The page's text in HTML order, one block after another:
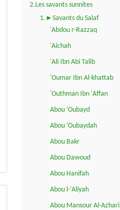
2.Les savants sunnites
1.►Savants du Salaf
'Abdou r-Razzaq
'Aichah
'Ali Ibn Abi Talib
'Oumar Ibn Al-khattab
'Outhman Ibn 'Affan
Abou 'Oubayd
Abou 'Oubaydah
Abou Bakr
Abou Dawoud
Abou Hanifah
Abou l-'Aliyah
Abou Mansour Al-Azhari